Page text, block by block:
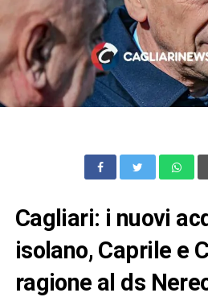
Cagliari: i nuovi
isolano, Caprile e
ragione al ds